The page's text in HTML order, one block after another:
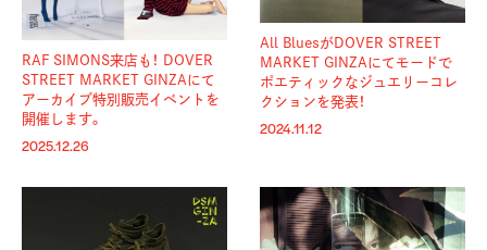
RAF SIMONS来店も！ DOVER
STREET MARKET GINZAにて
アーカイブ特別販売イベントを
開催します。
2025.12.26
All BluesがDOVER STREET
MARKET GINZAにてモードで
ポエティックなジュエリーコレ
クションを発表！
2024.11.12